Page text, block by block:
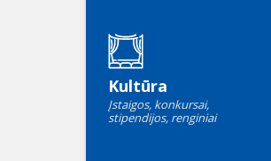
Kultūra
Įstaigos, konkursai,
stipendijos, renginiai